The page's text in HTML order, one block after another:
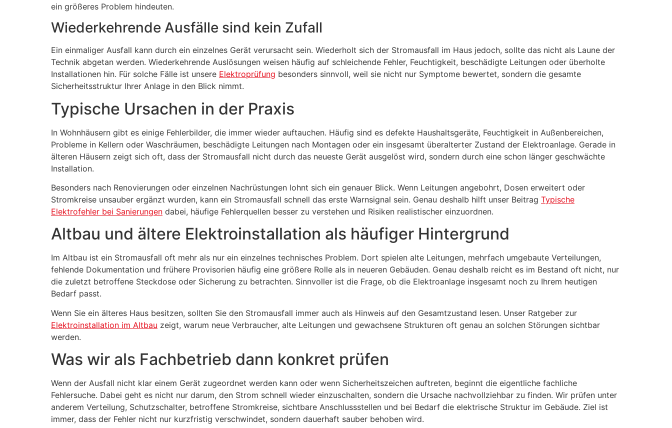
ein größeres Problem hindeuten.
Wiederkehrende Ausfälle sind kein Zufall
Ein einmaliger Ausfall kann durch ein einzelnes Gerät verursacht sein. Wiederholt sich der Stromausfall im Haus jedoch, sollte das nicht als Laune der
Technik abgetan werden. Wiederkehrende Auslösungen weisen häufig auf schleichende Fehler, Feuchtigkeit, beschädigte Leitungen oder überholte
Installationen hin. Für solche Fälle ist unsere Elektroprüfung besonders sinnvoll, weil sie nicht nur Symptome bewertet, sondern die gesamte
Sicherheitsstruktur Ihrer Anlage in den Blick nimmt.
Typische Ursachen in der Praxis
In Wohnhäusern gibt es einige Fehlerbilder, die immer wieder auftauchen. Häufig sind es defekte Haushaltsgeräte, Feuchtigkeit in Außenbereichen,
Probleme in Kellern oder Waschräumen, beschädigte Leitungen nach Montagen oder ein insgesamt überalterter Zustand der Elektroanlage. Gerade in
älteren Häusern zeigt sich oft, dass der Stromausfall nicht durch das neueste Gerät ausgelöst wird, sondern durch eine schon länger geschwächte
Installation.
Besonders nach Renovierungen oder einzelnen Nachrüstungen lohnt sich ein genauer Blick. Wenn Leitungen angebohrt, Dosen erweitert oder
Stromkreise unsauber ergänzt wurden, kann ein Stromausfall schnell das erste Warnsignal sein. Genau deshalb hilft unser Beitrag Typische
Elektrofehler bei Sanierungen dabei, häufige Fehlerquellen besser zu verstehen und Risiken realistischer einzuordnen.
Altbau und ältere Elektroinstallation als häufiger Hintergrund
Im Altbau ist ein Stromausfall oft mehr als nur ein einzelnes technisches Problem. Dort spielen alte Leitungen, mehrfach umgebaute Verteilungen,
fehlende Dokumentation und frühere Provisorien häufig eine größere Rolle als in neueren Gebäuden. Genau deshalb reicht es im Bestand oft nicht, nur
die zuletzt betroffene Steckdose oder Sicherung zu betrachten. Sinnvoller ist die Frage, ob die Elektroanlage insgesamt noch zu Ihrem heutigen
Bedarf passt.
Wenn Sie ein älteres Haus besitzen, sollten Sie den Stromausfall immer auch als Hinweis auf den Gesamtzustand lesen. Unser Ratgeber zur
Elektroinstallation im Altbau zeigt, warum neue Verbraucher, alte Leitungen und gewachsene Strukturen oft genau an solchen Störungen sichtbar
werden.
Was wir als Fachbetrieb dann konkret prüfen
Wenn der Ausfall nicht klar einem Gerät zugeordnet werden kann oder wenn Sicherheitszeichen auftreten, beginnt die eigentliche fachliche
Fehlersuche. Dabei geht es nicht nur darum, den Strom schnell wieder einzuschalten, sondern die Ursache nachvollziehbar zu finden. Wir prüfen unter
anderem Verteilung, Schutzschalter, betroffene Stromkreise, sichtbare Anschlussstellen und bei Bedarf die elektrische Struktur im Gebäude. Ziel ist
immer, dass der Fehler nicht nur kurzfristig verschwindet, sondern dauerhaft sauber behoben wird.